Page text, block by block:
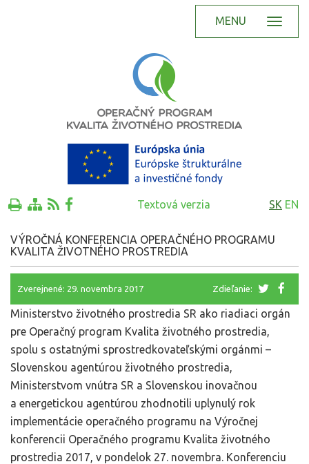
MENU
Textová verzia SK EN
VÝROČNÁ KONFERENCIA OPERAČNÉHO PROGRAMU
KVALITA ŽIVOTNÉHO PROSTREDIA
Zverejnené: 29. novembra 2017 Zdieľanie:
Ministerstvo životného prostredia SR ako riadiaci orgán
pre Operačný program Kvalita životného prostredia,
spolu s ostatnými sprostredkovateľskými orgánmi –
Slovenskou agentúrou životného prostredia,
Ministerstvom vnútra SR a Slovenskou inovačnou
a energetickou agentúrou zhodnotili uplynulý rok
implementácie operačného programu na Výročnej
konferencii Operačného programu Kvalita životného
prostredia 2017, v pondelok 27. novembra. Konferenciu